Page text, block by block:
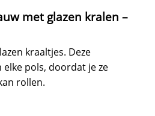
met glazen kralen –
kraaltjes. Deze
pols, doordat je ze
rollen.